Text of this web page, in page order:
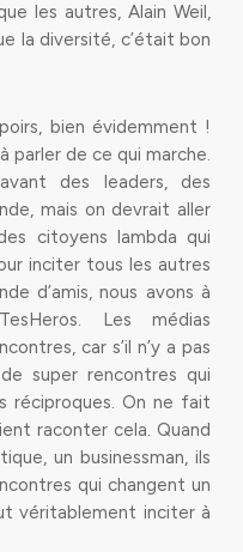
les autres, Alain Weil,
la diversité, c’était bon
bien évidemment !
parler de ce qui marche.
des leaders, des
mais on devrait aller
citoyens lambda qui
inciter tous les autres
d’amis, nous avons à
Les médias
car s’il n’y a pas
super rencontres qui
réciproques. On ne fait
raconter cela. Quand
un businessman, ils
qui changent un
véritablement inciter à